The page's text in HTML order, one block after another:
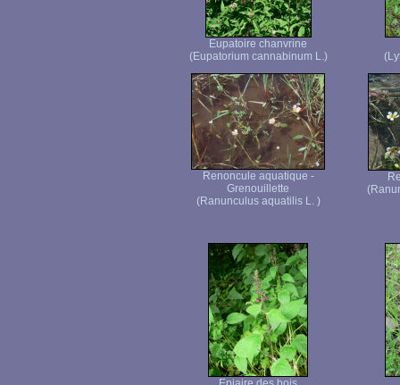
Eupatoire chanvrine
(Eupatorium cannabinum L.)
Renoncule aquatique -
Grenouillette
(Ranunculus aquatilis L. )